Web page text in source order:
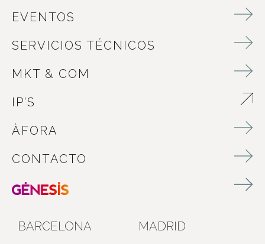
EVENTOS
SERVICIOS TÉCNICOS
MKT & COM
IP’S
ÀFORA
CONTACTO
BARCELONA MADRID